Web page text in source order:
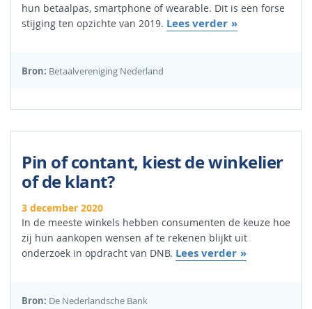
hun betaalpas, smartphone of wearable. Dit is een forse
stijging ten opzichte van 2019. Lees verder
Bron: Betaalvereniging Nederland
Pin of contant, kiest de winkelier
of de klant?
3 december 2020
In de meeste winkels hebben consumenten de keuze hoe
zij hun aankopen wensen af te rekenen blijkt uit
onderzoek in opdracht van DNB. Lees verder
Bron: De Nederlandsche Bank